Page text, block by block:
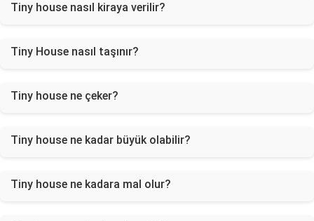
Tiny house nasıl kiraya verilir?
Tiny House nasıl taşınır?
Tiny house ne çeker?
Tiny house ne kadar büyük olabilir?
Tiny house ne kadara mal olur?